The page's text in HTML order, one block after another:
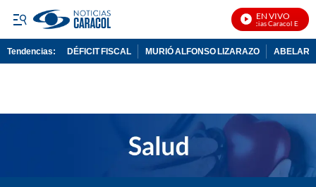
EN VIVO
Noticias Caracol En Vivo
Tendencias: DÉFICIT FISCAL MURIÓ ALFONSO LIZARAZO